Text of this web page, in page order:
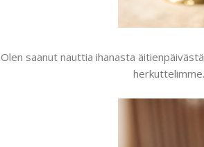
Olen saanut nauttia ihanasta